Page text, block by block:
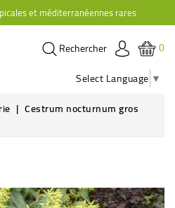
et méditerranéennes rares
0
Rechercher
Select Language ▼
Cestrum nocturnum gros